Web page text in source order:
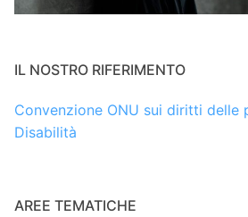
IL NOSTRO RIFERIMENTO
Convenzione ONU sui diritti delle
Disabilità
AREE TEMATICHE